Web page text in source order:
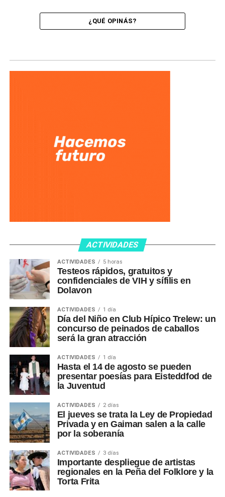
¿QUÉ OPINÁS?
ACTIVIDADES
ACTIVIDADES 5 horas
Testeos rápidos, gratuitos y
confidenciales de VIH y sífilis en
Dolavon
ACTIVIDADES 1 día
Día del Niño en Club Hípico Trelew: un
concurso de peinados de caballos
será la gran atracción
ACTIVIDADES 1 día
Hasta el 14 de agosto se pueden
presentar poesías para Eisteddfod de
la Juventud
ACTIVIDADES 2 días
El jueves se trata la Ley de Propiedad
Privada y en Gaiman salen a la calle
por la soberanía
ACTIVIDADES 3 días
Importante despliegue de artistas
regionales en la Peña del Folklore y la
Torta Frita